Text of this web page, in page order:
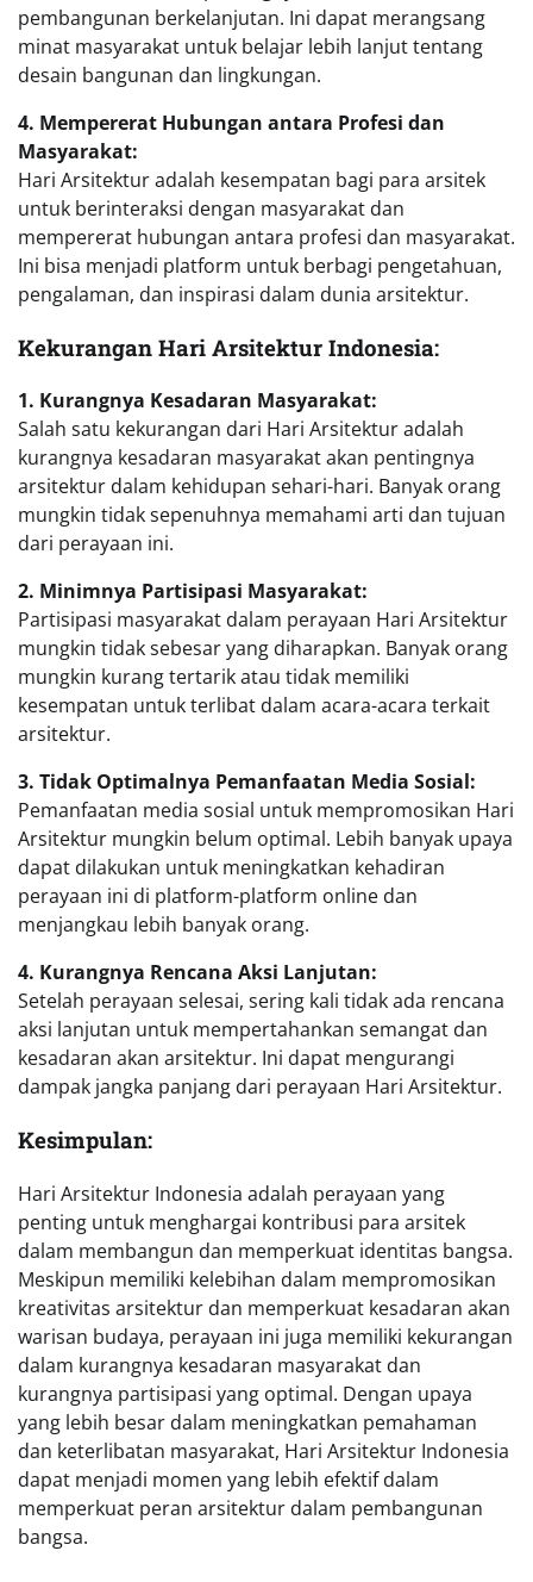
pembangunan berkelanjutan. Ini dapat merangsang
minat masyarakat untuk belajar lebih lanjut tentang
desain bangunan dan lingkungan.
4. Mempererat Hubungan antara Profesi dan
Masyarakat:
Hari Arsitektur adalah kesempatan bagi para arsitek
untuk berinteraksi dengan masyarakat dan
mempererat hubungan antara profesi dan masyarakat.
Ini bisa menjadi platform untuk berbagi pengetahuan,
pengalaman, dan inspirasi dalam dunia arsitektur.
Kekurangan Hari Arsitektur Indonesia:
1. Kurangnya Kesadaran Masyarakat:
Salah satu kekurangan dari Hari Arsitektur adalah
kurangnya kesadaran masyarakat akan pentingnya
arsitektur dalam kehidupan sehari-hari. Banyak orang
mungkin tidak sepenuhnya memahami arti dan tujuan
dari perayaan ini.
2. Minimnya Partisipasi Masyarakat:
Partisipasi masyarakat dalam perayaan Hari Arsitektur
mungkin tidak sebesar yang diharapkan. Banyak orang
mungkin kurang tertarik atau tidak memiliki
kesempatan untuk terlibat dalam acara-acara terkait
arsitektur.
3. Tidak Optimalnya Pemanfaatan Media Sosial:
Pemanfaatan media sosial untuk mempromosikan Hari
Arsitektur mungkin belum optimal. Lebih banyak upaya
dapat dilakukan untuk meningkatkan kehadiran
perayaan ini di platform-platform online dan
menjangkau lebih banyak orang.
4. Kurangnya Rencana Aksi Lanjutan:
Setelah perayaan selesai, sering kali tidak ada rencana
aksi lanjutan untuk mempertahankan semangat dan
kesadaran akan arsitektur. Ini dapat mengurangi
dampak jangka panjang dari perayaan Hari Arsitektur.
Kesimpulan:
Hari Arsitektur Indonesia adalah perayaan yang
penting untuk menghargai kontribusi para arsitek
dalam membangun dan memperkuat identitas bangsa.
Meskipun memiliki kelebihan dalam mempromosikan
kreativitas arsitektur dan memperkuat kesadaran akan
warisan budaya, perayaan ini juga memiliki kekurangan
dalam kurangnya kesadaran masyarakat dan
kurangnya partisipasi yang optimal. Dengan upaya
yang lebih besar dalam meningkatkan pemahaman
dan keterlibatan masyarakat, Hari Arsitektur Indonesia
dapat menjadi momen yang lebih efektif dalam
memperkuat peran arsitektur dalam pembangunan
bangsa.